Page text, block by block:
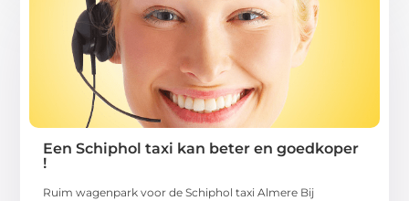
Een Schiphol taxi kan beter en goedkoper
!
Ruim wagenpark voor de Schiphol taxi Almere Bij